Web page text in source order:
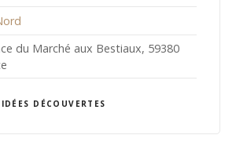
du Marché aux Bestiaux, 59380
DÉCOUVERTES